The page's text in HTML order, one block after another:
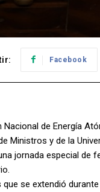
Facebook
de Energía
Ministros y de la
jornada especial
se extendió